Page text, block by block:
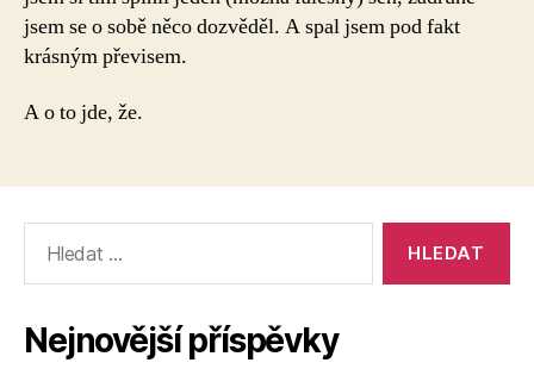
jsem se o sobě něco dozvěděl. A spal jsem pod fakt
krásným převisem.
A o to jde, že.
vyhledávání:
Nejnovější příspěvky